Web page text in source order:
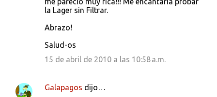
la Lager sin Filtrar.
Abrazo!
Salud-os
15 de abril de 2010 a las 10:58 a.m.
Galapagos dijo…